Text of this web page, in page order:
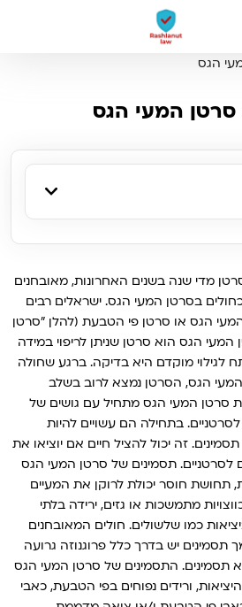
סרטן המעי הגס
מדי שנה בשנים האחרונות, מאובחנים
כחולים בסרטן המעי הגס. ישראלים רבים
הגס או סרטן פי הטבעת (להלן "סרטן
הגס הוא סרטן שניתן לריפוי במידה
לגילוי מוקדם היא בדיקה. ברגע שחולה
הגס, הסרטן נמצא לרוב בשלב
סרטן המעי הגס מתחיל עם גושים של
בתחילה הם עשויים להיות
זה יכול להציל חיים אם יוציאו את
לסרטניים. תסמינים של סרטן המעי הגס
תחושת חוסר יכולת לרוקן את המעיים
מתמשכות או גזים, ירידה בלתי
כמו שלשולים. חולים המאובחנים
יש בדרך כלל פרוגנוזה גרועה
תסמינים. התסמינים של סרטן המעי הגס
ורידים נפוחים בפי הטבעת, כאבי